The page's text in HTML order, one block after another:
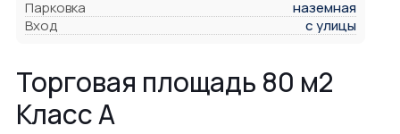
Парковка
наземная
Вход
с улицы
Торговая площадь 80 м2
Класс A